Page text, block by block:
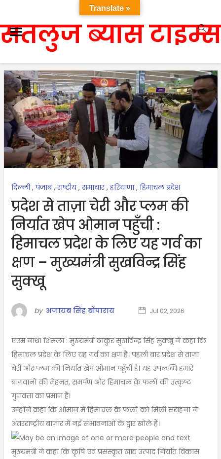
सतलुज ब्यास टाइम्स
दिल्ली,पंजाब,राष्ट्रीय,समाचार,हरियाणा, हिमाचल प्रदेश
प्रदेश से ताज़ा चेरी और प्लम की
निर्यात खेप ओमान पहुँची :
हिमाचल प्रदेश के लिए यह गर्व का
क्षण – मुख्यमंत्री सुखविन्द्र सिंह
सुक्खू
by अजायब सिंह बोपाराय Jul 02, 2026
एएम नाथ। शिमला : मुख्यमंत्री ठाकुर सुखविन्द्र सिंह सुक्खू ने कहा कि
हिमाचल प्रदेश के लिए यह गर्व का क्षण है। पहली बार प्रदेश से ताज़ा
चेरी और प्लम की निर्यात खेप ओमान पहुँची है। यह उपलब्धि हमारे
बागवानों की मेहनत, समर्पण और हिमाचल के फलों की उत्कृष्ट
गुणवत्ता का प्रमाण है।
उन्होंने कहा कि ओमान में हिमाचल के फलों को मिली सराहना ने
अंतरराष्ट्रीय बाज़ार में नई संभावनाओं के द्वार खोले हैं।
मुख्यमंत्री ने कहा कि कृषि एवं प्रसंस्कृत खाद्य उत्पाद निर्यात विकास
Translate »